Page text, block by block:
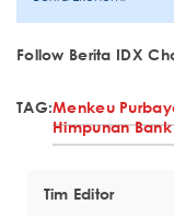
Follow Berita IDX
TAG:Menkeu
Himpunan
Tim Editor